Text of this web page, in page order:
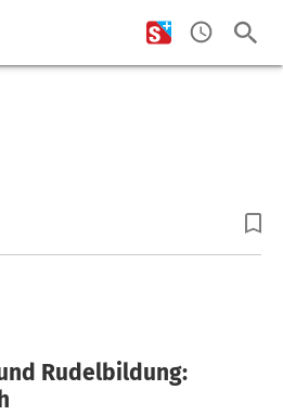
Rudelbildung: